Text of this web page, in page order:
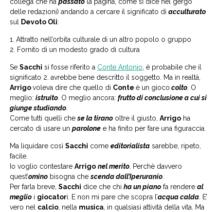
delle redazioni) andando a cercare il significato di acculturato
sul
Devoto Oli:
1. Attratto nell’orbita culturale di un altro popolo o gruppo
2. Fornito di un modesto grado di cultura
Se Sacchi si fosse riferito a Conte Antonio , è probabile che il
significato 2. avrebbe bene descritto il soggetto. Ma in realtà,
Arrigovoleva dire che quello di Conte è un gioco colto . O
meglio: istruito . O meglio ancora: frutto di conclusione a cui si
giunge studiando
Come tutti quelli chese la tirano oltre il giusto, Arrigo ha
cercato di usare un parolone e ha finito per fare una figuraccia.
Ma liquidare così Sacchi come editorialista sarebbe, ripeto,
facile.
Io voglio contestare Arrigo nel merito . Perchè davvero
quest’omino bisogna chescenda dall’Iperuranio
Per farla breve, Sacchi dice che chi ha un piano fa rendere al
meglio i giocatori. E non mi pare che scopra l’acqua calda . E’
vero nel calcio , nella musica , in qualsiasi attività della vita. Ma